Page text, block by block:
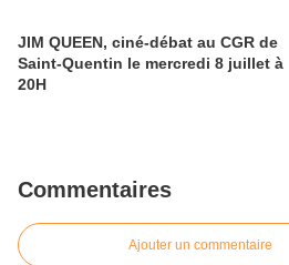
JIM QUEEN, ciné-débat au CGR de
Saint-Quentin le mercredi 8 juillet à
20H
Commentaires
Ajouter un commentaire